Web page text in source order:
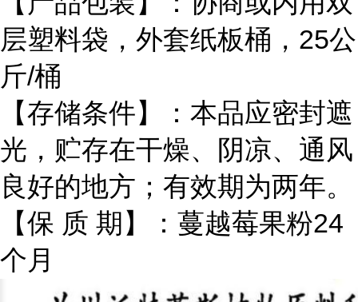
层塑料袋，外套纸板桶，25公
斤/桶
【存储条件】：本品应密封遮
光，贮存在干燥、阴凉、通风
良好的地方；有效期为两年。
【保 质 期】：蔓越莓果粉24
个月